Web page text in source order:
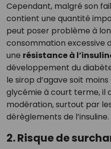
Cependant, malgré son
contient une quantité
peut poser problème à
consommation excessive
une résistance à
développement du
le sirop d’agave soit
glycémie à court terme, il
modération, surtout par
dérèglements de l’insuline.
2. Risque de